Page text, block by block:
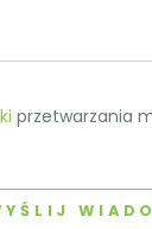
przetwarzania